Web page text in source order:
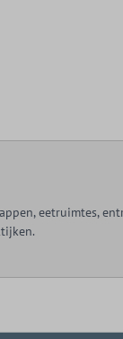
eetruimtes,